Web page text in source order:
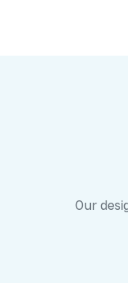
Our